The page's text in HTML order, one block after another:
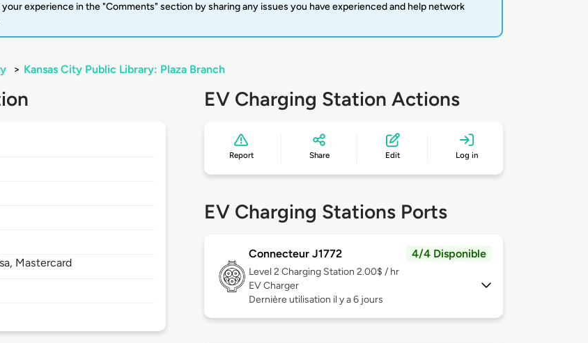
experience in the "Comments" section by sharing any issues you have experienced and help network
> Kansas City Public Library: Plaza Branch
Mastercard
EV Charging Station Actions
Report Share Edit Log in
EV Charging Stations Ports
Connecteur J1772 4/4 Disponible
Level 2 Charging Station 2.00$ / hr
EV Charger
Dernière utilisation il y a 6 jours